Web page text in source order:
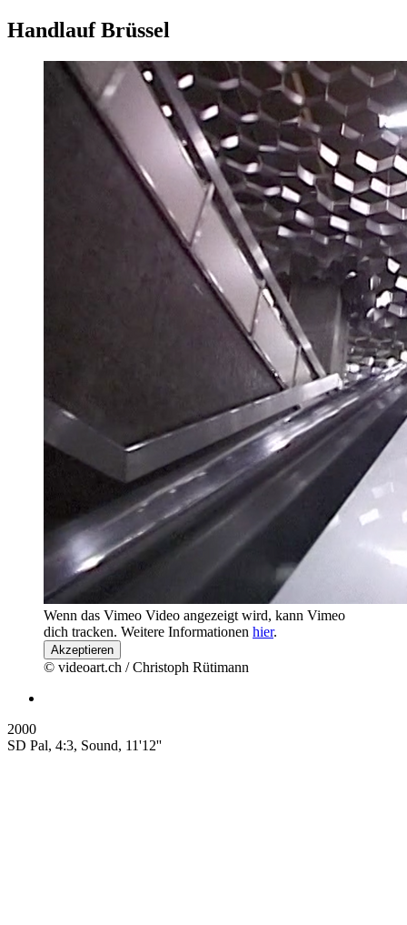
Handlauf Brüssel
Wenn das Vimeo Video angezeigt wird, kann Vimeo
dich tracken. Weitere Informationen hier.
Akzeptieren
© videoart.ch / Christoph Rütimann
2000
SD Pal, 4:3, Sound, 11'12''